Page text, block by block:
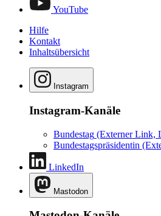
YouTube
Hilfe
Kontakt
Inhaltsübersicht
Instagram
Instagram-Kanäle
Bundestag (Externer Link,
Bundestagspräsidentin
LinkedIn
Mastodon